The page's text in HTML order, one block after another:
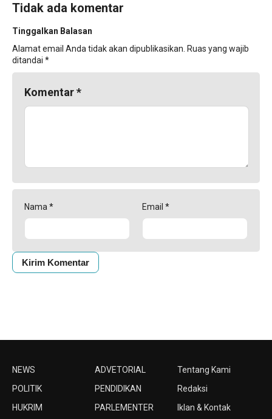
Tidak ada komentar
Tinggalkan Balasan
Alamat email Anda tidak akan dipublikasikan. Ruas yang wajib
ditandai *
Komentar*
Nama * Email *
NEWS
POLITIK
HUKRIM
ADVETORIAL
PENDIDIKAN
PARLEMENTER
Tentang Kami
Redaksi
Iklan & Kontak